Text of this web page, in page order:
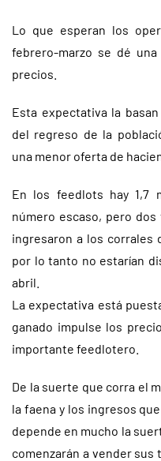
Lo que esperan los
febrero-marzo se dé
precios.
Esta expectativa la
del regreso de la
una menor oferta de
En los feedlots hay 1,7
número escaso, pero
ingresaron a los corrales
por lo tanto no estarían
abril.
La expectativa está
ganado impulse los
importante feedlotero.
De la suerte que corra el
la faena y los ingresos
depende en mucho la
comenzarán a vender sus